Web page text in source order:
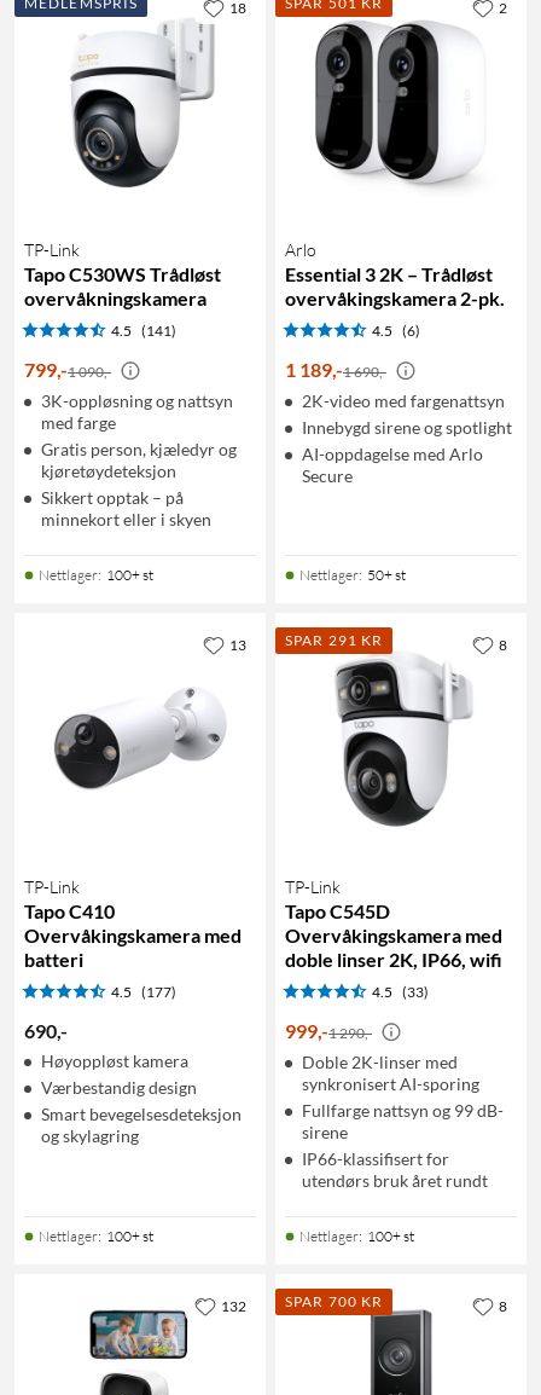
TP-Link
Tapo C530WS Trådløst
overvåkningskamera
4.5 (141)
799,-1 090,-
3K-oppløsning og nattsyn
med farge
Gratis person, kjæledyr og
kjøretøydeteksjon
Sikkert opptak – på
minnekort eller i skyen
Nettlager: 100+ st
18
Arlo
Essential 3 2K – Trådløst
overvåkingskamera 2-pk.
4.5 (6)
1 189,-1 690,-
2K-video med fargenattsyn
Innebygd sirene og spotlight
AI-oppdagelse med Arlo
Secure
Nettlager: 50+ st
2
TP-Link
Tapo C410
Overvåkingskamera med
batteri
4.5 (177)
690,-
Høyoppløst kamera
Værbestandig design
Smart bevegelsesdeteksjon
og skylagring
Nettlager: 100+ st
13 SPAR 291 KR
TP-Link
Tapo C545D
Overvåkingskamera med
doble linser 2K, IP66, wifi
4.5 (33)
999,-1 290,-
Doble 2K-linser med
synkronisert AI-sporing
Fullfarge nattsyn og 99 dB-
sirene
IP66-klassifisert for
utendørs bruk året rundt
Nettlager: 100+ st
8
132 SPAR 700 KR 8